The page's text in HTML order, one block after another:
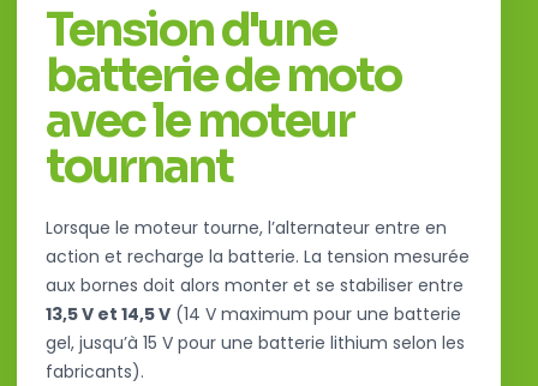
Tension d'une
batterie de moto
avec le moteur
tournant
Lorsque le moteur tourne, l’alternateur entre en
action et recharge la batterie. La tension mesurée
aux bornes doit alors monter et se stabiliser entre
13,5 V et 14,5 V (14 V maximum pour une batterie
gel, jusqu’à 15 V pour une batterie lithium selon les
fabricants).